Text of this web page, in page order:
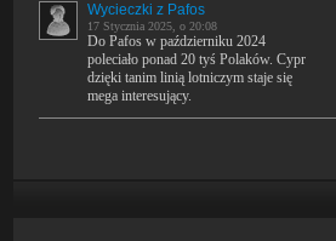
Wycieczki z Pafos
17 Stycznia 2025, o 20:08
Do Pafos w październiku 2024
poleciało ponad 20 tyś Polaków. Cypr
dzięki tanim linią lotniczym staje się
mega interesujący.